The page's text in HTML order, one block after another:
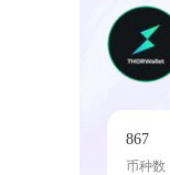
867
币种数